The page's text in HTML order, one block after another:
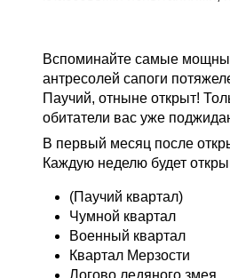
Вспоминайте самые
антресолей сапоги
Паучий, отныне открыт!
обитатели вас уже
В первый месяц после
Каждую неделю будет
(Паучий квартал)
Чумной квартал
Военный квартал
Квартал Мерзости
Логово ледяного змея